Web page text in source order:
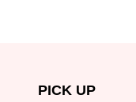
PICK UP